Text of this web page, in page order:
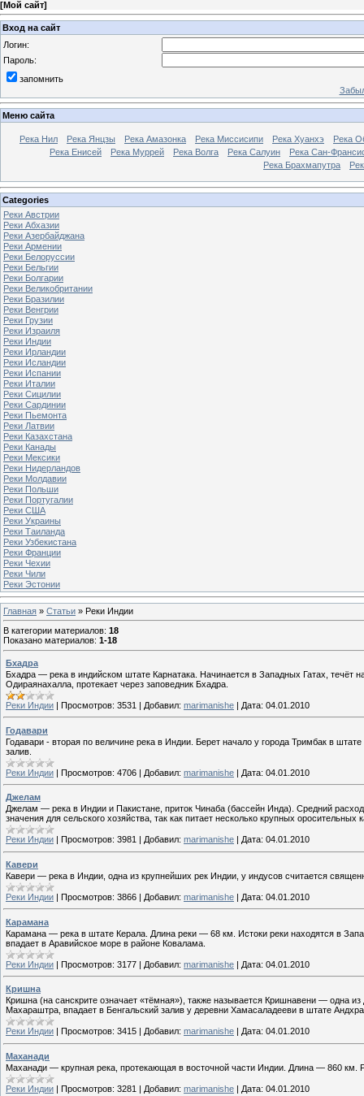
[Мой сайт]
Вход на сайт
Логин:
Пароль:
запомнить
Меню сайта
Река Нил Река Янцзы Река Амазонка Река Миссисипи Река Хуанхэ
Река
Река Енисей
Река Муррей Река Волга Река Салуин
Река Сан-
Река Брахмапутра
Categories
Реки Австрии
Реки Абхазии
Реки Азербайджана
Реки Армении
Реки Белоруссии
Реки Бельгии
Реки Болгарии
Реки Великобритании
Реки Бразилии
Реки Венгрии
Реки Грузии
Реки Израиля
Реки Индии
Реки Ирландии
Реки Исландии
Реки Испании
Реки Италии
Реки Сицилии
Реки Сардинии
Реки Пьемонта
Реки Латвии
Реки Казахстана
Реки Канады
Реки Мексики
Реки Нидерландов
Реки Молдавии
Реки Польши
Реки Португалии
Реки США
Реки Украины
Реки Таиланда
Реки Узбекистана
Реки Франции
Реки Чехии
Реки Чили
Реки Эстонии
Главная » Статьи » Реки Индии
В категории материалов: 18
Показано материалов: 1-18
Бхадра
Бхадра — река в индийском штате Карнатака. Начинается в Западных Гатах, течёт
Одираянахалла, протекает через заповедник Бхадра.
Реки Индии | Просмотров: 3531 | Добавил: marimanishe | Дата: 04.01.2010
Годавари
Годавари - вторая по величине река в Индии. Берет начало у города Тримбак в
залив.
Реки Индии | Просмотров: 4706 | Добавил: marimanishe | Дата: 04.01.2010
Джелам
Джелам — река в Индии и Пакистане, приток Чинаба (бассейн Инда). Средний
значения для сельского хозяйства, так как питает несколько крупных оросительных
Реки Индии Просмотров: 3981 Добавил: marimanishe Дата: 04.01.2010
Кавери
Кавери — река в Индии, одна из крупнейших рек Индии, у индусов считается
Реки Индии | Просмотров: 3866 | Добавил: marimanishe | Дата: 04.01.2010
Карамана
Карамана — река в штате Керала. Длина реки — 68 км. Истоки реки находятся в
впадает в Аравийское море в районе Ковалама.
Реки Индии | Просмотров: 3177 | Добавил: marimanishe | Дата: 04.01.2010
Кришна
Кришна (на санскрите означает «тёмная»), также называется Кришнавени — одна
Махараштра, впадает в Бенгальский залив у деревни Хамасаладееви в штате
Реки Индии Просмотров: 3415 Добавил: marimanishe Дата: 04.01.2010
Маханади
Маханади — крупная река, протекающая в восточной части Индии. Длина — 860 км.
Реки Индии | Просмотров: 3281 | Добавил: marimanishe | Дата: 04.01.2010